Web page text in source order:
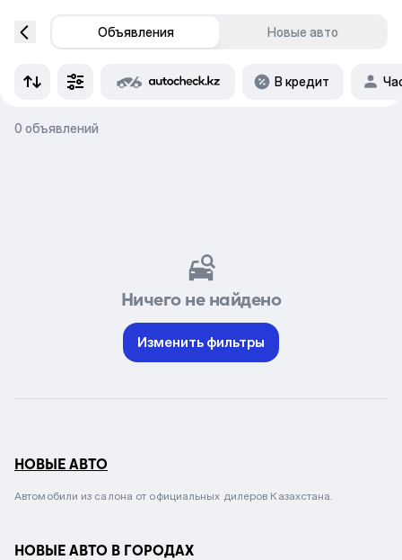
Объявления Новые авто
В кредит
0 объявлений
Ничего не найдено
Изменить фильтры
НОВЫЕ АВТО
Автомобили из салона от официальных дилеров Казахстана.
НОВЫЕ АВТО В ГОРОДАХ